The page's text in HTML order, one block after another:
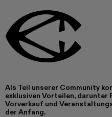
Als Teil unserer Community
exklusiven Vorteilen, darunter
Vorverkauf und
der Anfang.